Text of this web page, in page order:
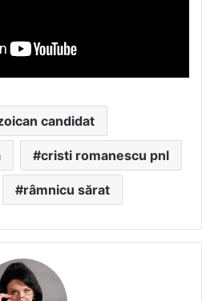
candidat
cristi romanescu pnl
râmnicu sărat